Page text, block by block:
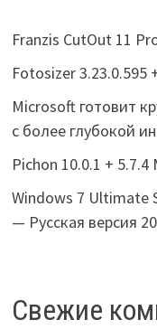
Franzis CutOut 11
Fotosizer 3.23.0.595
Microsoft готовит
с более глубокой
Pichon 10.0.1 +
Windows 7 Ultimate
— Русская версия
Свежие